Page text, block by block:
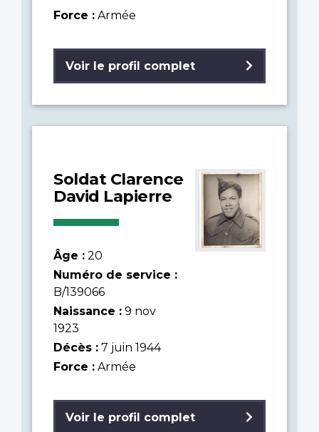
Force : Armée
Voir le profil complet
Soldat Clarence
David Lapierre
Âge : 20
Numéro de service :
B/139066
Naissance : 9 nov
1923
Décès : 7 juin 1944
Force : Armée
Voir le profil complet